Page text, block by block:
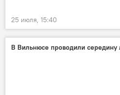
25 июля, 15:40
В Вильнюсе проводили середину